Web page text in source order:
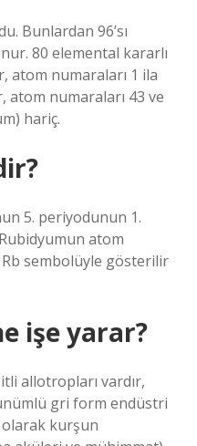
Bunlardan 96’sı
80 elemental kararlı
atom numaraları 1 ila
atom numaraları 43 ve
hariç.
5. periyodunun 1.
atom
Rb sembolüyle gösterilir
işe yarar?
allotropları vardır,
gri form endüstri
kurşun